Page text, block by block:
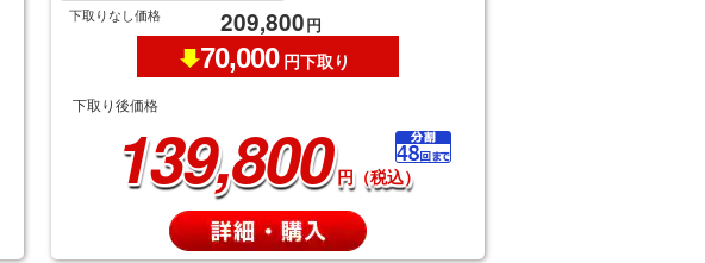
下取りなし価格 209,800円
70,000 円下取り
下取り後価格
139,800 円（税込）